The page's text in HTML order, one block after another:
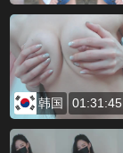
韩国 01:31:45